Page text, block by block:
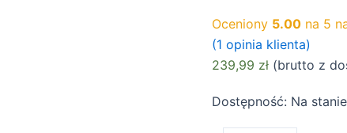
Oceniony 5.00 na 5
(1 opinia klienta)
239,99 zł (brutto z
Dostępność: Na stanie